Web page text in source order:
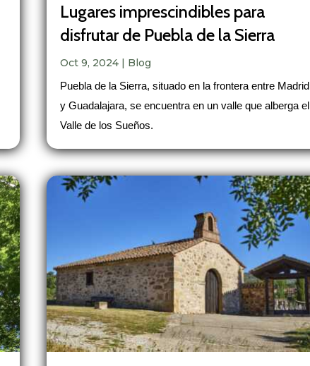
Lugares imprescindibles para
disfrutar de Puebla de la Sierra
Oct 9, 2024| Blog
Puebla de la Sierra, situado en la frontera entre Madrid
y Guadalajara, se encuentra en un valle que alberga el
Valle de los Sueños.